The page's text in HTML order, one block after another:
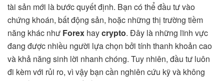
tài sản mới là bước quyết định. Bạn có thể đầu tư vào
chứng khoán, bất động sản, hoặc những thị trường tiềm
năng khác như Forex haycrypto. Đây là những lĩnh vực
đang được nhiều người lựa chọn bởi tính thanh khoản cao
và khả năng sinh lời nhanh chóng. Tuy nhiên, đầu tư luôn
đi kèm với rủi ro, vì vậy bạn cần nghiên cứu kỹ và không